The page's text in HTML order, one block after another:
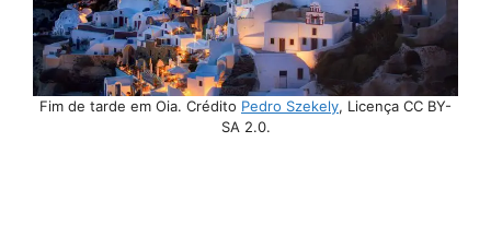
Fim de tarde em Oia. Crédito Pedro Szekely, Licença CC BY-
SA 2.0.